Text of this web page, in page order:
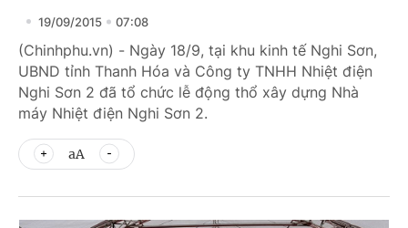
19/09/2015 07:08
(Chinhphu.vn) - Ngày 18/9, tại khu kinh tế Nghi Sơn,
UBND tỉnh Thanh Hóa và Công ty TNHH Nhiệt điện
Nghi Sơn 2 đã tổ chức lễ động thổ xây dựng Nhà
máy Nhiệt điện Nghi Sơn 2.
aA